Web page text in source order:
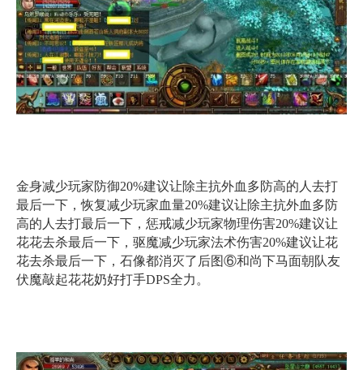
金身减少玩家防御20%建议让除主抗外血多防高的人去打
最后一下，恢复减少玩家血量20%建议让除主抗外血多防
高的人去打最后一下，惩戒减少玩家物理伤害20%建议让
花花去杀最后一下，驱魔减少玩家法术伤害20%建议让花
花去杀最后一下，石像都消灭了后图⑥和尚下马面朝队友
伏魔敲起花花奶好打手DPS全力。